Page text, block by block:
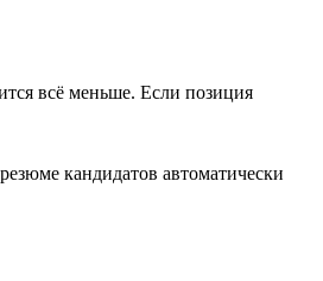
всё меньше. Если позиция
кандидатов автоматически